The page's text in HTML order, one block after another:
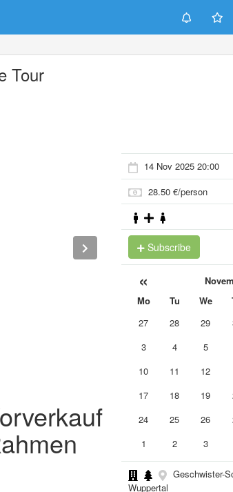
Tour
14 Nov 2025 20:00
28.50 €/person
Subscribe
«
Mo Tu We
27
28 29
3
4 5
10
11 12
17
18 19
24
25 26
1
2 3
Geschwister-
Wuppertal